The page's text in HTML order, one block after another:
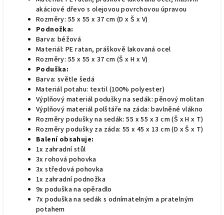
akáciové dřevo s olejovou povrchovou úpravou
Rozměry: 55 x 55 x 37 cm (D x Š x V)
Podnožka:
Barva: béžová
Materiál: PE ratan, práškově lakovaná ocel
Rozměry: 55 x 55 x 37 cm (Š x H x V)
Poduška:
Barva: světle šedá
Materiál potahu: textil (100% polyester)
Výplňový materiál podušky na sedák: pěnový molitan
Výplňový materiál polštáře na záda: bavlněné vlákno
Rozměry podušky na sedák: 55 x 55 x 3 cm (Š x H x T)
Rozměry podušky za záda: 55 x 45 x 13 cm (D x Š x T)
Balení obsahuje:
1x zahradní stůl
3x rohová pohovka
3x středová pohovka
1x zahradní podnožka
9x poduška na opěradlo
7x poduška na sedák s odnímatelným a pratelným
potahem